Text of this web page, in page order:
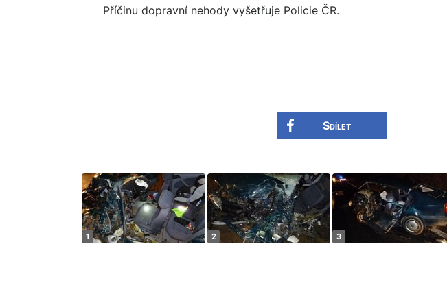
Příčinu dopravní nehody vyšetřuje Policie ČR.
Sdílet